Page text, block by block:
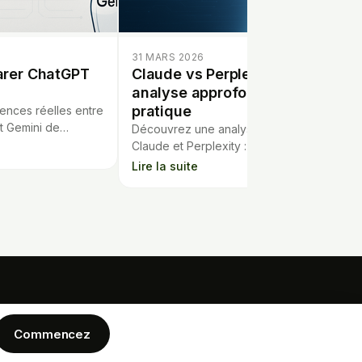
ChatGPT
réelles entre
Gemini de
31 MARS 2026
Claude vs Perplexity : une
analyse approfondie et
pratique
Découvrez une analyse complète de
Claude et Perplexity : prix,
fonctionnalités, modèles, intégrations.
Lire la suite
ENTREPRISE
Blog
Politique de confidentialite
Conditions d'utilisation
Commencez